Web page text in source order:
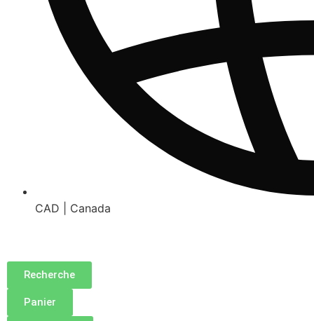
CAD | Canada
Recherche
Panier